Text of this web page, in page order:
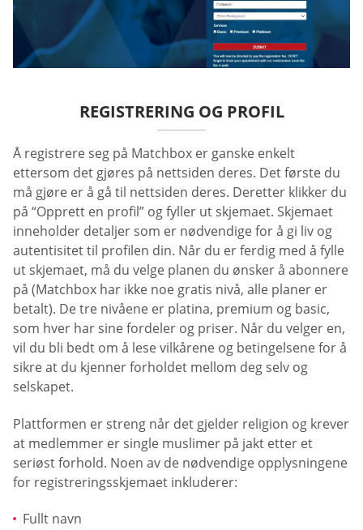
REGISTRERING OG PROFIL
Å registrere seg på Matchbox er ganske enkelt
ettersom det gjøres på nettsiden deres. Det første du
må gjøre er å gå til nettsiden deres. Deretter klikker du
på “Opprett en profil” og fyller ut skjemaet. Skjemaet
inneholder detaljer som er nødvendige for å gi liv og
autentisitet til profilen din. Når du er ferdig med å fylle
ut skjemaet, må du velge planen du ønsker å abonnere
på (Matchbox har ikke noe gratis nivå, alle planer er
betalt). De tre nivåene er platina, premium og basic,
som hver har sine fordeler og priser. Når du velger en,
vil du bli bedt om å lese vilkårene og betingelsene for å
sikre at du kjenner forholdet mellom deg selv og
selskapet.
Plattformen er streng når det gjelder religion og krever
at medlemmer er single muslimer på jakt etter et
seriøst forhold. Noen av de nødvendige opplysningene
for registreringsskjemaet inkluderer:
Fullt navn